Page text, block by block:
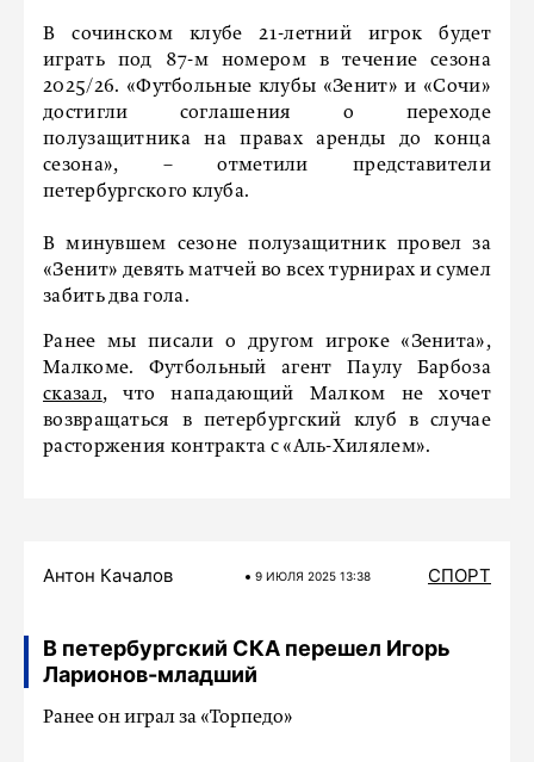
В сочинском клубе 21-летний игрок будет
играть под 87-м номером в течение сезона
2025/26. «Футбольные клубы «Зенит» и «Сочи»
достигли соглашения о переходе
полузащитника на правах аренды до конца
сезона», – отметили представители
петербургского клуба.
В минувшем сезоне полузащитник провел за
«Зенит» девять матчей во всех турнирах и сумел
забить два гола.
Ранее мы писали о другом игроке «Зенита»,
Малкоме. Футбольный агент Паулу Барбоза
сказал, что нападающий Малком не хочет
возвращаться в петербургский клуб в случае
расторжения контракта с «Аль-Хилялем».
Антон Качалов 9 ИЮЛЯ 2025 13:38 СПОРТ
В петербургский СКА перешел Игорь
Ларионов-младший
Ранее он играл за «Торпедо»